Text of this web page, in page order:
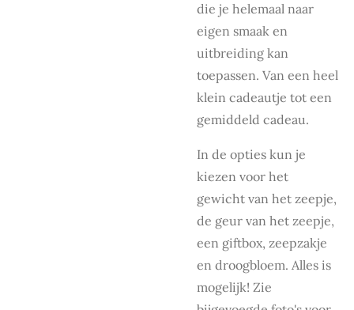
die je helemaal naar
eigen smaak en
uitbreiding kan
toepassen. Van een heel
klein cadeautje tot een
gemiddeld cadeau.
In de opties kun je
kiezen voor het
gewicht van het zeepje,
de geur van het zeepje,
een giftbox, zeepzakje
en droogbloem. Alles is
mogelijk! Zie